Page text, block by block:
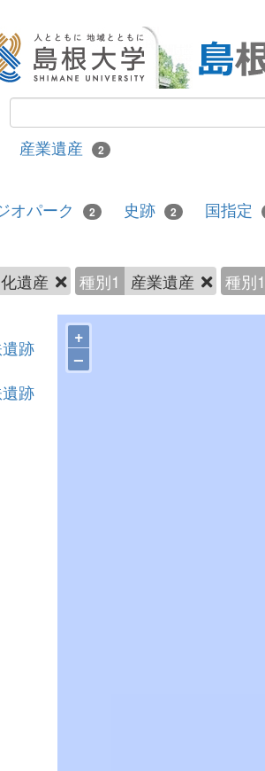
産業遺産 2
オパーク 2 史跡 2 国指定
遺産 種別1 産業遺産 種別1
跡
跡
+
–